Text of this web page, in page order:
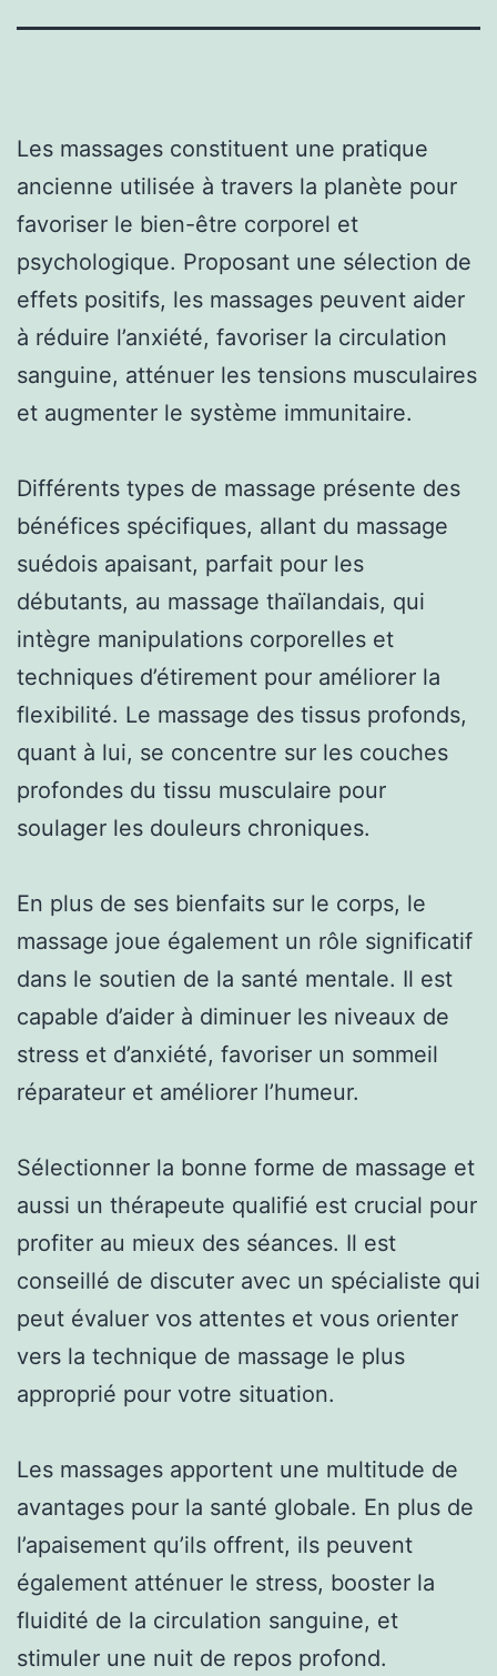
Les massages constituent une pratique
ancienne utilisée à travers la planète pour
favoriser le bien-être corporel et
psychologique. Proposant une sélection de
effets positifs, les massages peuvent aider
à réduire l’anxiété, favoriser la circulation
sanguine, atténuer les tensions musculaires
et augmenter le système immunitaire.
Différents types de massage présente des
bénéfices spécifiques, allant du massage
suédois apaisant, parfait pour les
débutants, au massage thaïlandais, qui
intègre manipulations corporelles et
techniques d’étirement pour améliorer la
flexibilité. Le massage des tissus profonds,
quant à lui, se concentre sur les couches
profondes du tissu musculaire pour
soulager les douleurs chroniques.
En plus de ses bienfaits sur le corps, le
massage joue également un rôle significatif
dans le soutien de la santé mentale. Il est
capable d’aider à diminuer les niveaux de
stress et d’anxiété, favoriser un sommeil
réparateur et améliorer l’humeur.
Sélectionner la bonne forme de massage et
aussi un thérapeute qualifié est crucial pour
profiter au mieux des séances. Il est
conseillé de discuter avec un spécialiste qui
peut évaluer vos attentes et vous orienter
vers la technique de massage le plus
approprié pour votre situation.
Les massages apportent une multitude de
avantages pour la santé globale. En plus de
l’apaisement qu’ils offrent, ils peuvent
également atténuer le stress, booster la
fluidité de la circulation sanguine, et
stimuler une nuit de repos profond.